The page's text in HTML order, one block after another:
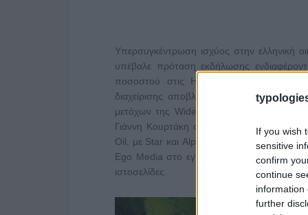
If you wish
sensitive
confirm
continue
information
further
Υπερσυγκέντρωση ισχύος στην ελληνική
υπέβαλε πρόταση εκδήλωσης
ποσοστού στις ΗΛΕΚΤΩΡ και THALIS
διαχείρισης αποβλήτων και των
μετόχων της Wide Media Group, με
Γιάννη Κουρτάκη σε ραδιοφωνικούς
Oil, με Star και Alpha, έχει συνάψει
Ego Media στο εγχείρημα της ΑΝΤ1+.
ιστοσελίδες.